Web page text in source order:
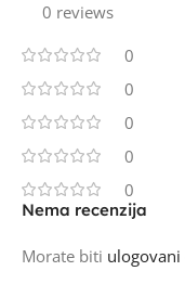
0 reviews
0
0
0
0
0
Nema recenzija
Morate biti ulogovani